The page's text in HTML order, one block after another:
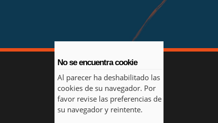
No se encuentra cookie
Al parecer ha deshabilitado las
cookies de su navegador. Por
favor revise las preferencias de
su navegador y reintente.